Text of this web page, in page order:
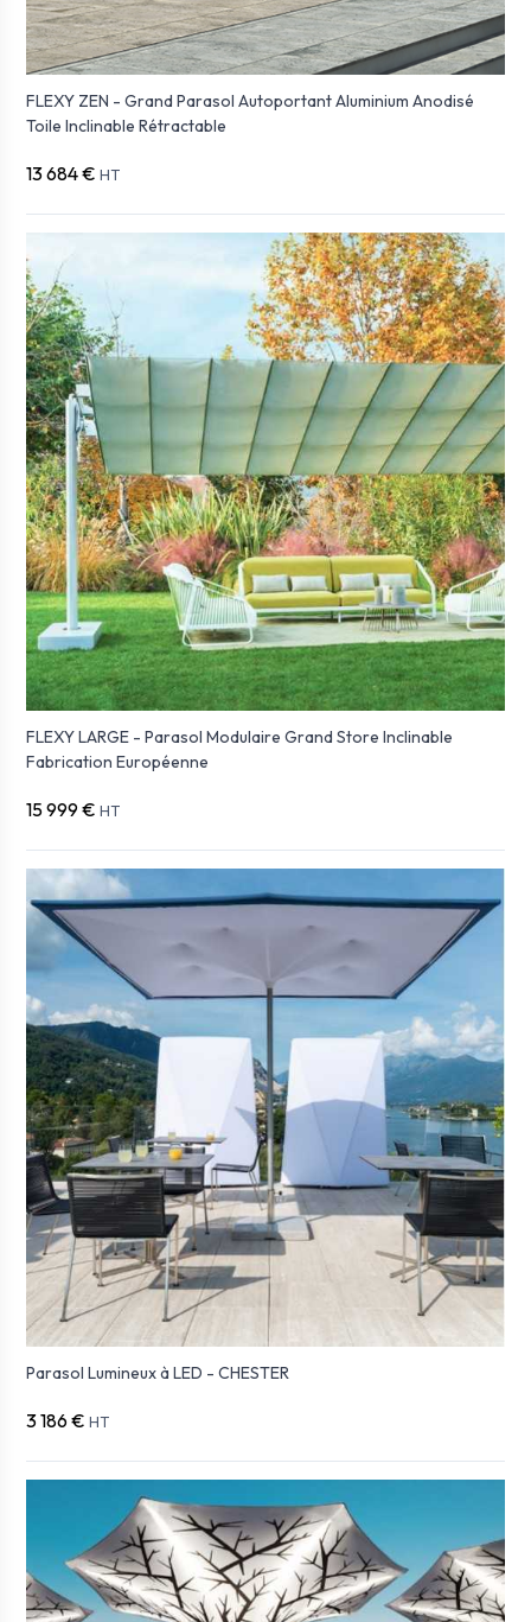
FLEXY ZEN - Grand Parasol Autoportant Aluminium Anodisé
Toile Inclinable Rétractable
13 684 € HT
FLEXY LARGE - Parasol Modulaire Grand Store Inclinable
Fabrication Européenne
15 999 € HT
Parasol Lumineux à LED - CHESTER
3 186 € HT